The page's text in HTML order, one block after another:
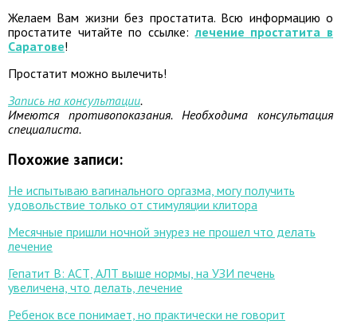
Желаем Вам жизни без простатита. Всю информацию о
простатите читайте по ссылке:лечение простатита в
Саратове!
Простатит можно вылечить!
Запись на консультации.
Имеются противопоказания. Необходима консультация
специалиста.
Похожие записи:
Не испытываю вагинального оргазма, могу получить
удовольствие только от стимуляции клитора
Месячные пришли ночной энурез не прошел что делать
лечение
Гепатит В: АСТ, АЛТ выше нормы, на УЗИ печень
увеличена, что делать, лечение
Ребенок все понимает, но практически не говорит